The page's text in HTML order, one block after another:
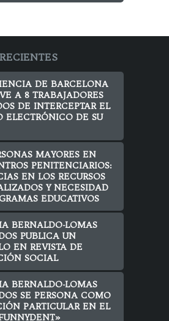
DE BARCELONA
A 8 TRABAJADORES
DE INTERCEPTAR EL
ELECTRÓNICO DE SU
MAYORES EN
PENITENCIARIOS:
EN LOS RECURSOS
Y NECESIDAD
EDUCATIVOS
BERNALDO-LOMAS
PUBLICA UN
EN REVISTA DE
SOCIAL
BERNALDO-LOMAS
SE PERSONA COMO
PARTICULAR EN EL